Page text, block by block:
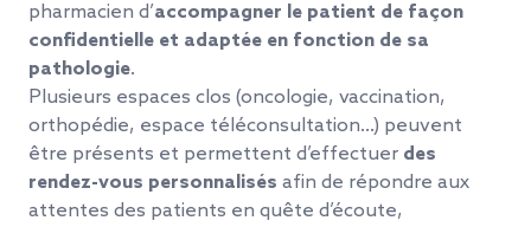
pharmacien d’accompagner le patient de façon
confidentielle et adaptée en fonction de sa
pathologie.
Plusieurs espaces clos (oncologie, vaccination,
orthopédie, espace téléconsultation…) peuvent
être présents et permettent d’effectuer des
rendez-vous personnalisés afin de répondre aux
attentes des patients en quête d’écoute,